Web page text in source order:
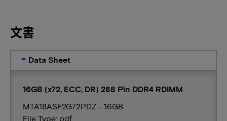
文書
Data Sheet
16GB (x72, ECC, DR) 288 Pin DDR4 RDIMM
MTA18ASF2G72PDZ - 16GB
File Type: pdf